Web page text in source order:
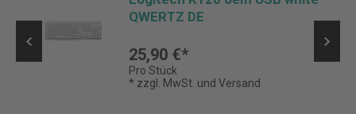
QWERTZ DE
25,90 €*
Pro Stück
* zzgl. MwSt. und Versand